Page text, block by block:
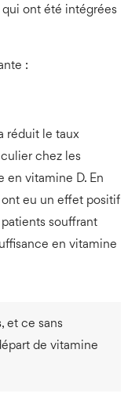
qui ont été intégrées
:
réduit le taux
chez les
en vitamine D. En
eu un effet positif
souffrant
en vitamine
, et ce sans
de vitamine